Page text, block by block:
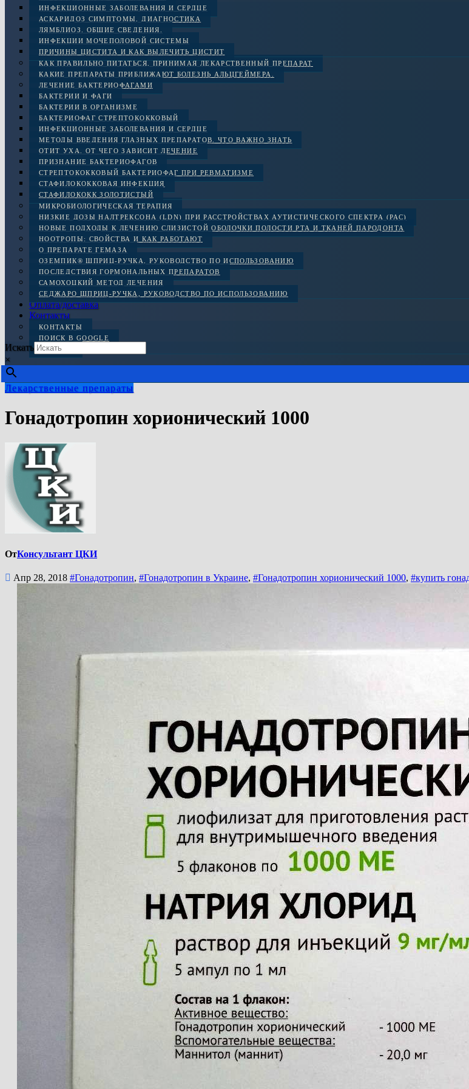
ИНФЕКЦИОННЫЕ ЗАБОЛЕВАНИЯ И СЕРДЦЕ
АСКАРИДОЗ СИМПТОМЫ, ДИАГНОСТИКА
ЛЯМБЛИОЗ. ОБЩИЕ СВЕДЕНИЯ.
ИНФЕКЦИИ МОЧЕПОЛОВОЙ СИСТЕМЫ
ПРИЧИНЫ ЦИСТИТА И КАК ВЫЛЕЧИТЬ ЦИСТИТ
КАК ПРАВИЛЬНО ПИТАТЬСЯ, ПРИНИМАЯ ЛЕКАРСТВЕННЫЙ ПРЕПАРАТ
КАКИЕ ПРЕПАРАТЫ ПРИБЛИЖАЮТ БОЛЕЗНЬ АЛЬЦГЕЙМЕРА.
ЛЕЧЕНИЕ БАКТЕРИОФАГАМИ
БАКТЕРИИ И ФАГИ
БАКТЕРИИ В ОРГАНИЗМЕ
БАКТЕРИОФАГ СТРЕПТОКОККОВЫЙ
ИНФЕКЦИОННЫЕ ЗАБОЛЕВАНИЯ И СЕРДЦЕ
МЕТОДЫ ВВЕДЕНИЯ ГЛАЗНЫХ ПРЕПАРАТОВ. ЧТО ВАЖНО ЗНАТЬ
ОТИТ УХА. ОТ ЧЕГО ЗАВИСИТ ЛЕЧЕНИЕ
ПРИЗНАНИЕ БАКТЕРИОФАГОВ
СТРЕПТОКОККОВЫЙ БАКТЕРИОФАГ ПРИ РЕВМАТИЗМЕ
СТАФИЛОКОККОВАЯ ИНФЕКЦИЯ
СТАФИЛОКОКК ЗОЛОТИСТЫЙ
МИКРОБИОЛОГИЧЕСКАЯ ТЕРАПИЯ
НИЗКИЕ ДОЗЫ НАЛТРЕКСОНА (LDN) ПРИ РАССТРОЙСТВАХ АУТИСТИЧЕСКОГО СПЕКТРА (РАС)
НОВЫЕ ПОДХОДЫ К ЛЕЧЕНИЮ СЛИЗИСТОЙ ОБОЛОЧКИ ПОЛОСТИ РТА И ТКАНЕЙ ПАРОДОНТА
НООТРОПЫ: СВОЙСТВА И КАК РАБОТАЮТ
О ПРЕПАРАТЕ ГЕМАЗА
ОЗЕМПИК® ШПРИЦ-РУЧКА, РУКОВОДСТВО ПО ИСПОЛЬЗОВАНИЮ
ПОСЛЕДСТВИЯ ГОРМОНАЛЬНЫХ ПРЕПАРАТОВ
САМОХОЦКИЙ МЕТОД ЛЕЧЕНИЯ
СЕДЖАРО ШПРИЦ-РУЧКА, РУКОВОДСТВО ПО ИСПОЛЬЗОВАНИЮ
Оплата/доставка
Контакты
КОНТАКТЫ
ПОИСК В GOOGLE
ОТЗЫВЫ
Искать
×
Лекарственные препараты
Гонадотропин хорионический 1000
ОтКонсультант ЦКИ
Апр 28, 2018 #Гонадотропин, #Гонадотропин в Украине, #Гонадотропин хорионический 1000, #купить